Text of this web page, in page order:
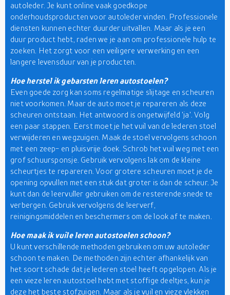
autoleder. Je kunt online vaak goedkope
onderhoudsproducten voor autoleder vinden. Professionele
diensten kunnen echter duurder uitvallen. Maar als je een
duur product hebt, raden we je aan om professionele hulp te
zoeken. Het zorgt voor een veiligere verwerking en een
langere levensduur van je producten.
Hoe herstel ik gebarsten leren autostoelen?
Even goede zorg kan soms regelmatige slijtage en scheuren
niet voorkomen. Maar de auto moet je repareren als deze
scheuren ontstaan. Het antwoord is ongetwijfeld 'ja'. Volg
een paar stappen. Eerst moet je het vuil van de lederen stoel
verwijderen en wegzuigen. Maak de stoel vervolgens schoon
met een zeep- en pluisvrije doek. Schrob het vuil weg met een
grof schuursponsje. Gebruik vervolgens lak om de kleine
scheurtjes te repareren. Voor grotere scheuren moet je de
opening opvullen met een stuk dat groter is dan de scheur. Je
kunt dan de leervuller gebruiken om de resterende snede te
verbergen. Gebruik vervolgens de leerverf,
reinigingsmiddelen en beschermers om de look af te maken.
Hoe maak ik vuile leren autostoelen schoon?
U kunt verschillende methoden gebruiken om uw autoleder
schoon te maken. De methoden zijn echter afhankelijk van
het soort schade dat je lederen stoel heeft opgelopen. Als je
een vieze leren autostoel hebt met stoffige deeltjes, kun je
deze het beste stofzuigen. Maar als je vuil en vieze vlekken